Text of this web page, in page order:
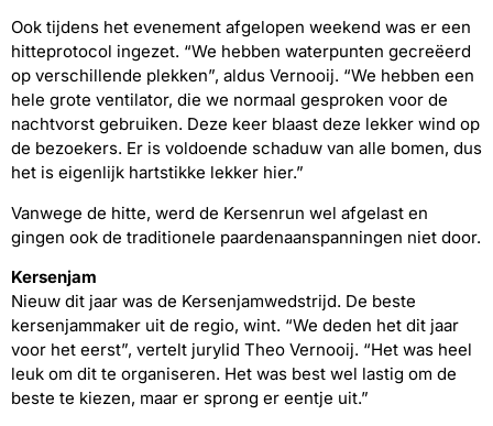
Ook tijdens het evenement afgelopen weekend was er een
hitteprotocol ingezet. “We hebben waterpunten gecreëerd
op verschillende plekken”, aldus Vernooij. “We hebben een
hele grote ventilator, die we normaal gesproken voor de
nachtvorst gebruiken. Deze keer blaast deze lekker wind op
de bezoekers. Er is voldoende schaduw van alle bomen, dus
het is eigenlijk hartstikke lekker hier.”
Vanwege de hitte, werd de Kersenrun wel afgelast en
gingen ook de traditionele paardenaanspanningen niet door.
Kersenjam
Nieuw dit jaar was de Kersenjamwedstrijd. De beste
kersenjammaker uit de regio, wint. “We deden het dit jaar
voor het eerst”, vertelt jurylid Theo Vernooij. “Het was heel
leuk om dit te organiseren. Het was best wel lastig om de
beste te kiezen, maar er sprong er eentje uit.”